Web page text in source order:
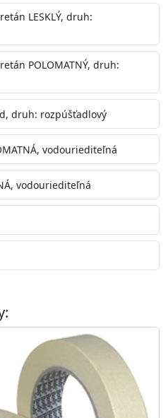
LESKLÝ, druh:
POLOMATNÝ, druh:
druh: rozpúšťadlový
vodouriediteľná
vodouriediteľná